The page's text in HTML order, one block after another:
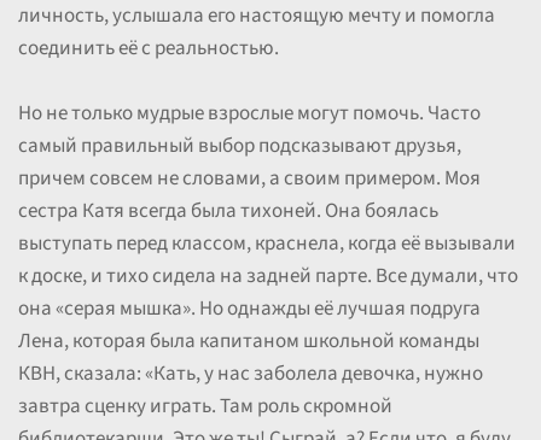
личность, услышала его настоящую мечту и помогла
соединить её с реальностью.
Но не только мудрые взрослые могут помочь. Часто
самый правильный выбор подсказывают друзья,
причем совсем не словами, а своим примером. Моя
сестра Катя всегда была тихоней. Она боялась
выступать перед классом, краснела, когда её вызывали
к доске, и тихо сидела на задней парте. Все думали, что
она «серая мышка». Но однажды её лучшая подруга
Лена, которая была капитаном школьной команды
КВН, сказала: «Кать, у нас заболела девочка, нужно
завтра сценку играть. Там роль скромной